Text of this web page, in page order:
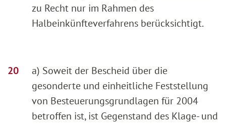
zu Recht nur im Rahmen des
Halbeinkünfteverfahrens berücksichtigt.
a) Soweit der Bescheid über die
gesonderte und einheitliche Feststellung
von Besteuerungsgrundlagen für 2004
betroffen ist, ist Gegenstand des Klage- und